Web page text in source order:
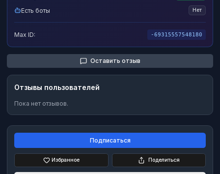
Есть боты Нет
Max ID: -69315557548180
Оставить отзыв
Отзывы пользователей
Пока нет отзывов.
Подписаться
Избранное Поделиться